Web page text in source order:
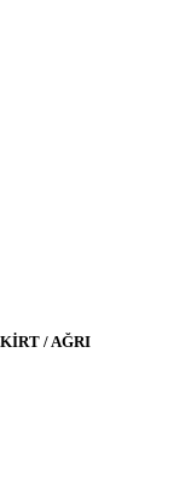
/ AĞRI